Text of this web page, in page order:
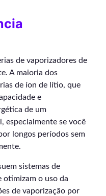
de vaporizadores de
A maioria dos
de íon de lítio, que
e
de um
especialmente se você
longos períodos sem
sistemas de
otimizam o uso da
de vaporização por